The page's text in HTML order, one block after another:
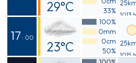
29°C
Odczuwalna
28°C
33% 1013
17 : 00
23°C
Odczuwalna
100%
0mm
0cm
50% 1015